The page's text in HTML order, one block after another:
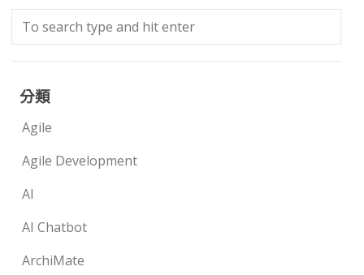
分類
Agile
Agile Development
AI
AI Chatbot
ArchiMate